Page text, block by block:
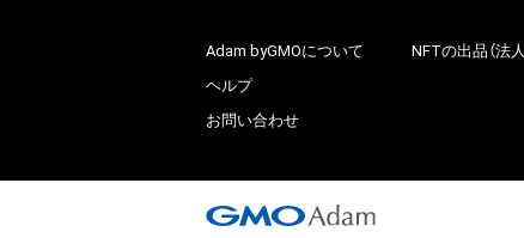
Adam byGMOについて
ヘルプ
お問い合わせ
NFTの出品（法人